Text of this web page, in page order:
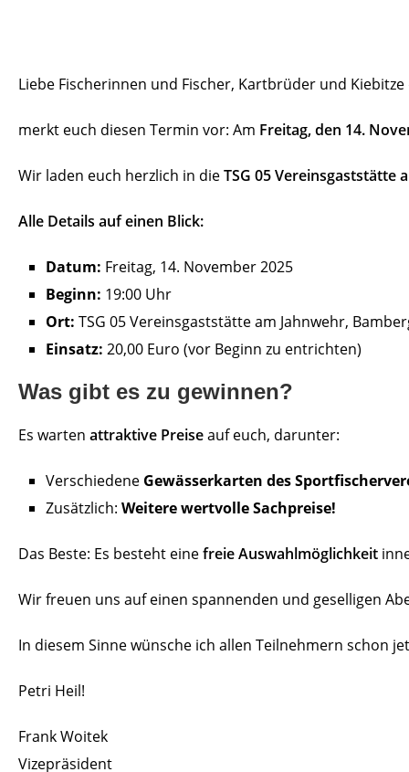
Liebe Fischerinnen und Fischer, Kartbrüder und
merkt euch diesen Termin vor: Am Freitag, den 14.
Wir laden euch herzlich in dieTSG 05 Vereinsgaststätte
Alle Details auf einen Blick:
Datum: Freitag, 14. November 2025
Beginn: 19:00 Uhr
Ort: TSG 05 Vereinsgaststätte am Jahnwehr,
Einsatz: 20,00 Euro (vor Beginn zu entrichten)
Was gibt es zu gewinnen?
Es warten attraktive Preiseauf euch, darunter:
Verschiedene Gewässerkarten des
Zusätzlich: Weitere wertvolle Sachpreise!
Das Beste: Es besteht einefreie Auswahlmöglichkeit
Wir freuen uns auf einen spannenden und geselligen
In diesem Sinne wünsche ich allen Teilnehmern schon
Petri Heil!
Frank Woitek
Vizepräsident